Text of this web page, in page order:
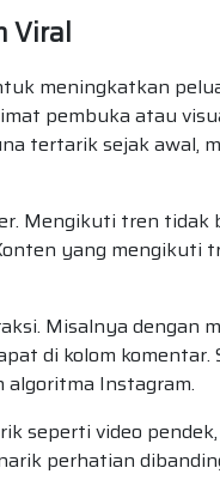
Viral
meningkatkan
pembuka atau
tertarik sejak awal,
Mengikuti tren
yang mengikuti
Misalnya dengan
di kolom
algoritma Instagram.
seperti video
perhatian